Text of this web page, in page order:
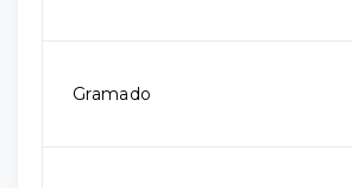
Gramado